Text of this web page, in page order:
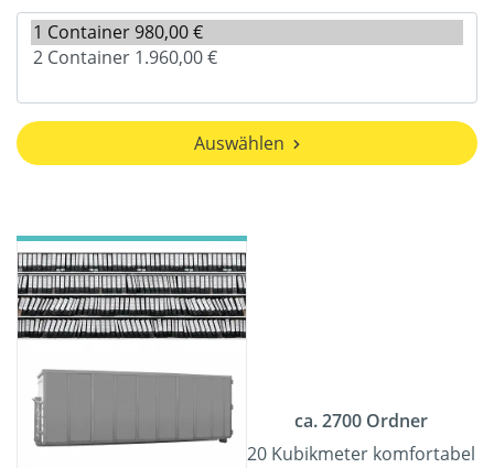
Auswählen
ca. 2700 Ordner
20 Kubikmeter komfortabel